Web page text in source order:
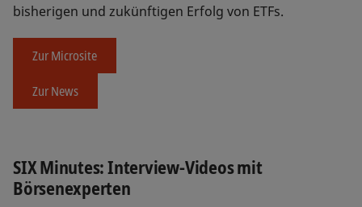
bisherigen und zukünftigen Erfolg von ETFs.
Zur Microsite
Zur News
SIX Minutes: Interview-Videos mit
Börsenexperten